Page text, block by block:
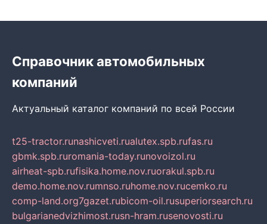
Справочник автомобильных
компаний
Актуальный каталог компаний по всей России
t25-tractor.runashicveti.rualutex.spb.rufas.ru
gbmk.spb.ruromania-today.runovoizol.ru
airheat-spb.rufisika.home.nov.ruorakul.spb.ru
demo.home.nov.rumnso.ruhome.nov.rucemko.ru
comp-land.org7gazet.rubicom-oil.rusuperiorsearch.ru
bulgarianedvizhimost.rusn-hram.rusenovosti.ru